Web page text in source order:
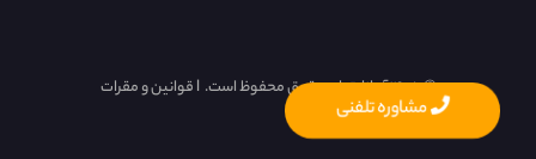
مشاوره تلفنی
©1405 آریانا. تمام حقوق محفوظ است. l قوانین و مقرات